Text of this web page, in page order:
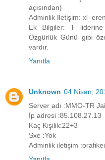
açısından)
Adminlik İletişim:
Ek Bilgiler: T liderine
Özgürlük Günü gibi
vardır.
Yanıtla
Unknown 04 Nisan,
Server adı :MMO-TR
İp adresi :85.108.27.13
Kaç Kişilik:22+3
Sxe :Yok
Adminlik iletişim